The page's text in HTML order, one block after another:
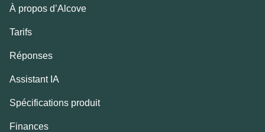
À propos d’Alcove
Tarifs
Réponses
Assistant IA
Spécifications produit
Finances